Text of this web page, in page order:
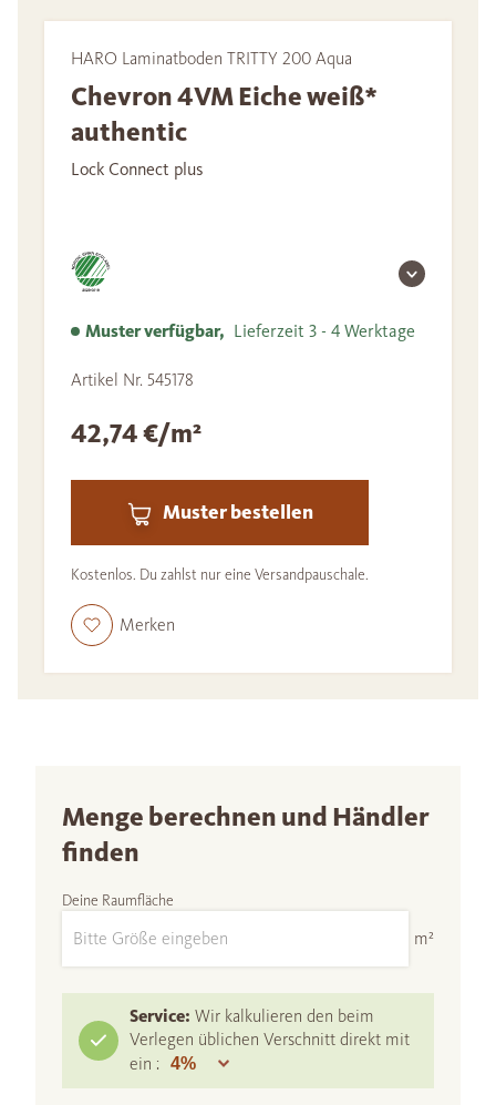
HARO Laminatboden TRITTY 200 Aqua
Chevron 4VM Eiche weiß*
authentic
Lock Connect plus
Muster verfügbar, Lieferzeit 3 - 4 Werktage
Artikel Nr. 545178
42,74 €/m²
Muster bestellen
Kostenlos. Du zahlst nur eine Versandpauschale.
Merken
Menge berechnen und Händler
finden
Deine Raumfläche
m²
Service: Wir kalkulieren den beim
Verlegen üblichen Verschnitt direkt mit
ein :